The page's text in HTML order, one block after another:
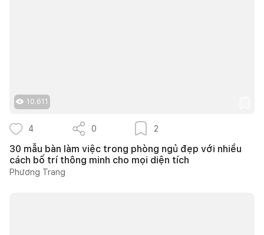
10.611
4 0 2
30 mẫu bàn làm việc trong phòng ngủ đẹp với nhiều
cách bố trí thông minh cho mọi diện tích
Phương Trang